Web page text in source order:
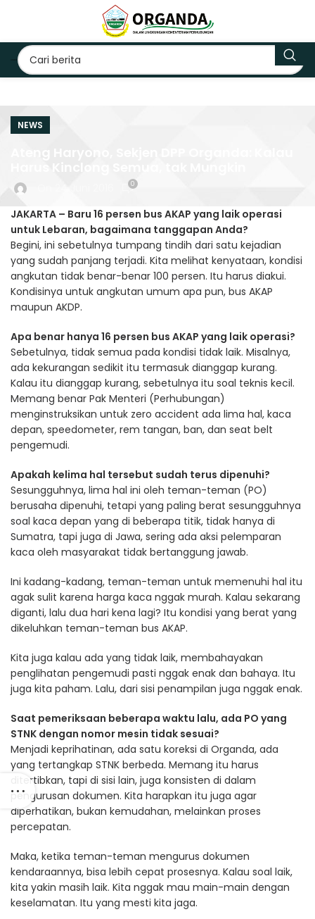
NEWS
0
JAKARTA – Baru 16 persen bus AKAP yang laik operasi
untuk Lebaran, bagaimana tanggapan Anda?
Begini, ini sebetulnya tumpang tindih dari satu kejadian
yang sudah panjang terjadi. Kita melihat kenyataan, kondisi
angkutan tidak benar-benar 100 persen. Itu harus diakui.
Kondisinya untuk angkutan umum apa pun, bus AKAP
maupun AKDP.
Apa benar hanya 16 persen bus AKAP yang laik operasi?
Sebetulnya, tidak semua pada kondisi tidak laik. Misalnya,
ada kekurangan sedikit itu termasuk dianggap kurang.
Kalau itu dianggap kurang, sebetulnya itu soal teknis kecil.
Memang benar Pak Menteri (Perhubungan)
menginstruksikan untuk zero accident ada lima hal, kaca
depan, speedometer, rem tangan, ban, dan seat belt
pengemudi.
Apakah kelima hal tersebut sudah terus dipenuhi?
Sesungguhnya, lima hal ini oleh teman-teman (PO)
berusaha dipenuhi, tetapi yang paling berat sesungguhnya
soal kaca depan yang di beberapa titik, tidak hanya di
Sumatra, tapi juga di Jawa, sering ada aksi pelemparan
kaca oleh masyarakat tidak bertanggung jawab.
Ini kadang-kadang, teman-teman untuk memenuhi hal itu
agak sulit karena harga kaca nggak murah. Kalau sekarang
diganti, lalu dua hari kena lagi? Itu kondisi yang berat yang
dikeluhkan teman-teman bus AKAP.
Kita juga kalau ada yang tidak laik, membahayakan
penglihatan pengemudi pasti nggak enak dan bahaya. Itu
juga kita paham. Lalu, dari sisi penampilan juga nggak enak.
Saat pemeriksaan beberapa waktu lalu, ada PO yang
STNK dengan nomor mesin tidak sesuai?
Menjadi keprihatinan, ada satu koreksi di Organda, ada
yang tertangkap STNK berbeda. Memang itu harus
ditertibkan, tapi di sisi lain, juga konsisten di dalam
pengurusan dokumen. Kita harapkan itu juga agar
diperhatikan, bukan kemudahan, melainkan proses
percepatan.
Maka, ketika teman-teman mengurus dokumen
kendaraannya, bisa lebih cepat prosesnya. Kalau soal laik,
kita yakin masih laik. Kita nggak mau main-main dengan
keselamatan. Itu yang mesti kita jaga.